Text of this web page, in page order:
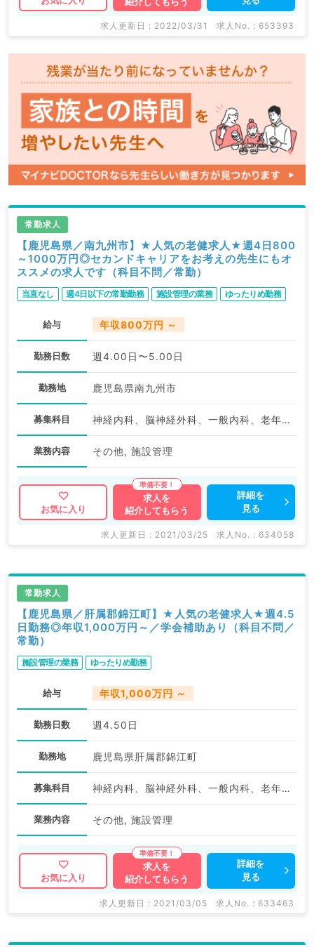
求人更新日 : 2022/03/31 求人No. : 653393
常勤求人
【鹿児島県／南九州市】★人気の老健求人★週4日800
～1000万円◎セカンドキャリアをお考えの先生にもオ
ススメの求人です（科目不問／常勤）
当直なし 週4日以下の常勤勤務 施設管理の業務 ゆったりめ勤務
給与 年収800万円 ～
勤務日数 週4.00日〜5.00日
勤務地 鹿児島県南九州市
募集科目 神経内科、脳神経外科、一般内科、老年内科、外科系全般、一般外科
業務内容 その他, 施設管理
お気に入り
求人を
紹介してもらう
詳細を
見る
求人更新日 : 2021/03/25 求人No. : 634058
常勤求人
【鹿児島県／肝属郡錦江町】★人気の老健求人★週4.5
日勤務◎年収1,000万円～／学会補助あり（科目不問／
常勤）
施設管理の業務 ゆったりめ勤務
給与 年収1,000万円 ～
勤務日数 週4.50日
勤務地 鹿児島県肝属郡錦江町
募集科目 神経内科、脳神経外科、一般内科、老年内科、外科系全般、一般外科
業務内容 その他, 施設管理
お気に入り
求人を
紹介してもらう
詳細を
見る
求人更新日 : 2021/03/05 求人No. : 633463